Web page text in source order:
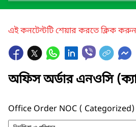
এই কনটেন্টটি শেয়ার করতে ক্লিক করুন
অফিস অর্ডার এনওসি
Office Order NOC ( Categorized)